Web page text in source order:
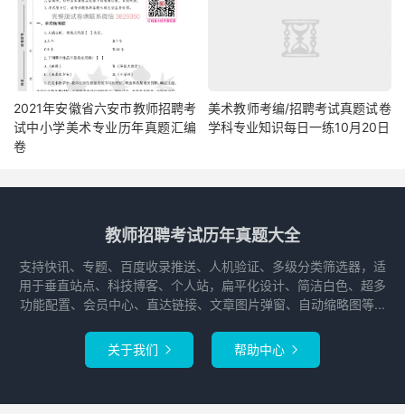
2021年安徽省六安市教师招聘考
试中小学美术专业历年真题汇编
卷
美术教师考编/招聘考试真题试卷
学科专业知识每日一练10月20日
教师招聘考试历年真题大全
支持快讯、专题、百度收录推送、人机验证、多级分类筛选器，适
用于垂直站点、科技博客、个人站，扁平化设计、简洁白色、超多
功能配置、会员中心、直达链接、文章图片弹窗、自动缩略图等...
关于我们  帮助中心 